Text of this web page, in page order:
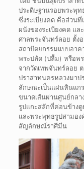
ประดิษฐานรอยพระพุท
ซึ่งระเบียงคด คือส่วน
ผนังของระเบียงคด แ
ศาลพระจันทร์ลอย ตั้ง
สถาปัตยกรรมแบบอา
พระปลัด (ปลื้ม) หรือพ
จากวัดเทพจันทร์ลอย
ปราสาทนครหลวงมา
ลักษณะเป็นแผ่นหินแก
ขนาดเส้นผ่านศูนย์กล
รูปแกะสลักที่ค่อนข้างดู
และพระพุทธรูปสามอ
สัญลักษณ์ราศีมีน